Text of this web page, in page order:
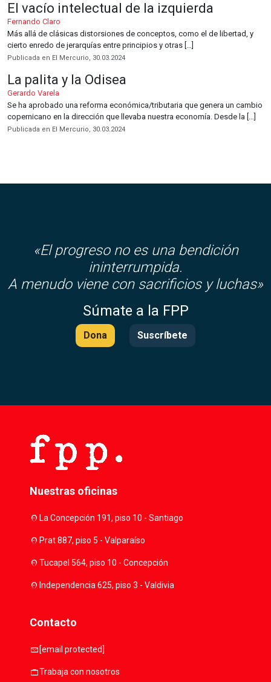
El vacío intelectual de la izquierda
Fernando Claro
Más allá de clásicas distorsiones de conceptos, como el de libertad, y
cierto enredo de jerarquías entre principios y otras […]
Publicada en El Mercurio, 30.03.2024
La palita y la Odisea
Gerardo Varela
Se ha aprobado una reforma económica/tributaria que genera un cambio
copernicano en la dirección que llevaba nuestra economía. Desde la […]
Publicada en El Mercurio, 30.03.2024
«El progreso no es una bendición
ininterrumpida.
A menudo viene con sacrificios y luchas»
Súmate a la FPP
Dona Suscríbete
Nuestras oficinas
location_onLa Concepción 191, piso 10 - Santiago
location_onPrat 887, piso 5 - Valparaíso
location_onTucapel 564, piso 10 - Concepción
location_onIndependencia 625, piso 3 - Valdivia
Contacto
mail [email protected]
workTrabaja con nosotros